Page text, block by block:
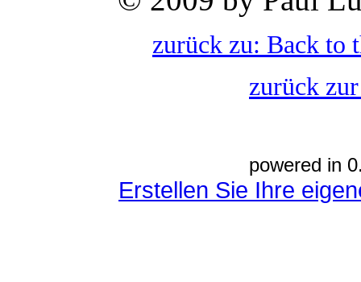
zurück zu: Back to
zurück
powered in
Erstellen Sie Ihre